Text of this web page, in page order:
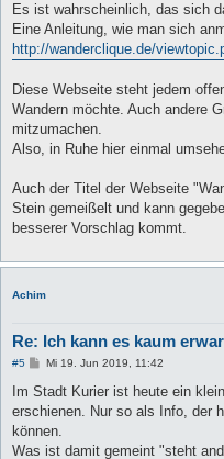
Es ist wahrscheinlich, das sich
Eine Anleitung, wie man sich
http://wanderclique.de/
Diese Webseite steht jedem
Wandern möchte. Auch andere
mitzumachen.
Also, in Ruhe hier einmal
Auch der Titel der Webseite
Stein gemeißelt und kann
besserer Vorschlag kommt.
Achim
Re: Ich kann es kaum
#5
B
i
r
a
Mi 19. Jun 2019, 11:42
Im Stadt Kurier ist heute ein
erschienen. Nur so als Info, der
können.
Was ist damit gemeint "steht